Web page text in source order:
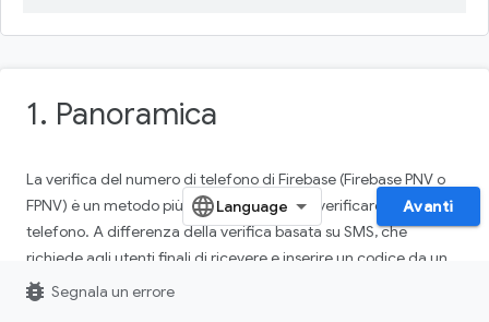
1. Panoramica
La verifica del numero di telefono di Firebase (Firebase PNV o
FPNV) è un metodo più rapido e sicuro per verificare i numeri di
telefono. A differenza della verifica basata su SMS, che
richiede agli utenti finali di ricevere e inserire un codice da un
messaggio di testo, Firebase PNV funziona recuperando il
Avanti
bug_report Segnala un errore